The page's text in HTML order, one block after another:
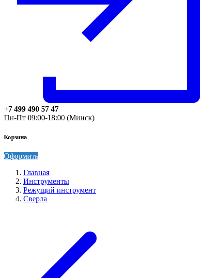
+7 499 490 57 47
Пн-Пт 09:00-18:00 (Минск)
Корзина
Оформить
Главная
Инструменты
Режущий инструмент
Сверла